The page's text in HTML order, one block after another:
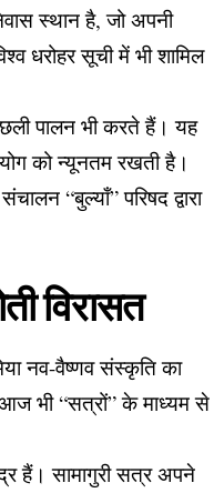
स्थान है, जो अपनी
धरोहर सूची में भी शामिल
पालन भी करते हैं। यह
को न्यूनतम रखती है।
“बुल्याँ” परिषद द्वारा
विरासत
नव-वैष्णव संस्कृति का
भी “सत्रों” के माध्यम से
हैं। सामागुरी सत्र अपने